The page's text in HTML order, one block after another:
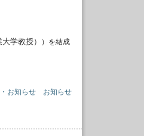
学教授） ）を結成
お知らせ
お知らせ